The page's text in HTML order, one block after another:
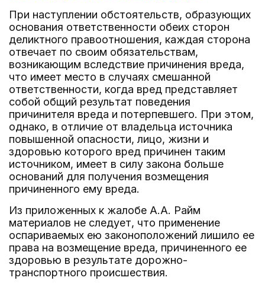
При наступлении обстоятельств, образующих
основания ответственности обеих сторон
деликтного правоотношения, каждая сторона
отвечает по своим обязательствам,
возникающим вследствие причинения вреда,
что имеет место в случаях смешанной
ответственности, когда вред представляет
собой общий результат поведения
причинителя вреда и потерпевшего. При этом,
однако, в отличие от владельца источника
повышенной опасности, лицо, жизни и
здоровью которого вред причинен таким
источником, имеет в силу закона больше
оснований для получения возмещения
причиненного ему вреда.
Из приложенных к жалобе А.А. Райм
материалов не следует, что применение
оспариваемых ею законоположений лишило ее
права на возмещение вреда, причиненного ее
здоровью в результате дорожно-
транспортного происшествия.